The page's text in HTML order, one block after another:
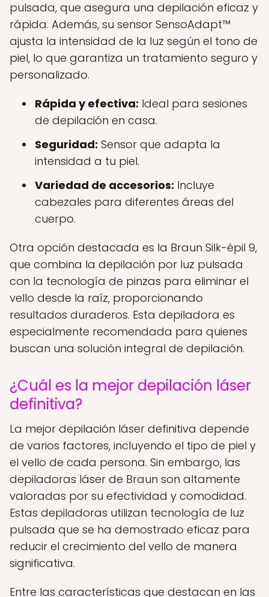
pulsada, que asegura una depilación eficaz y
rápida. Además, su sensor SensoAdapt™
ajusta la intensidad de la luz según el tono de
piel, lo que garantiza un tratamiento seguro y
personalizado.
Rápida y efectiva: Ideal para sesiones
de depilación en casa.
Seguridad: Sensor que adapta la
intensidad a tu piel.
Variedad de accesorios: Incluye
cabezales para diferentes áreas del
cuerpo.
Otra opción destacada es la Braun Silk-épil 9,
que combina la depilación por luz pulsada
con la tecnología de pinzas para eliminar el
vello desde la raíz, proporcionando
resultados duraderos. Esta depiladora es
especialmente recomendada para quienes
buscan una solución integral de depilación.
¿Cuál es la mejor depilación láser
definitiva?
La mejor depilación láser definitiva depende
de varios factores, incluyendo el tipo de piel y
el vello de cada persona. Sin embargo, las
depiladoras láser de Braun son altamente
valoradas por su efectividad y comodidad.
Estas depiladoras utilizan tecnología de luz
pulsada que se ha demostrado eficaz para
reducir el crecimiento del vello de manera
significativa.
Entre las características que destacan en las